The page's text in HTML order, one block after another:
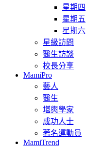
星期四
星期五
星期六
星級訪問
醫生訪談
校長分享
MamiPro
藝人
醫生
堪輿學家
成功人士
著名運動員
MamiTrend